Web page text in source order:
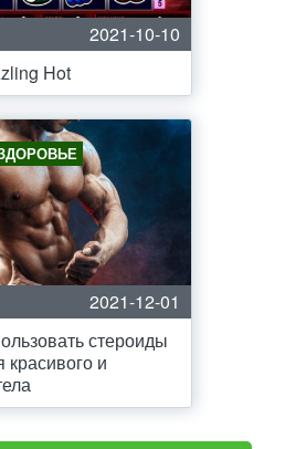
2021-10-10
Hot
2021-12-01
стероиды
красивого и